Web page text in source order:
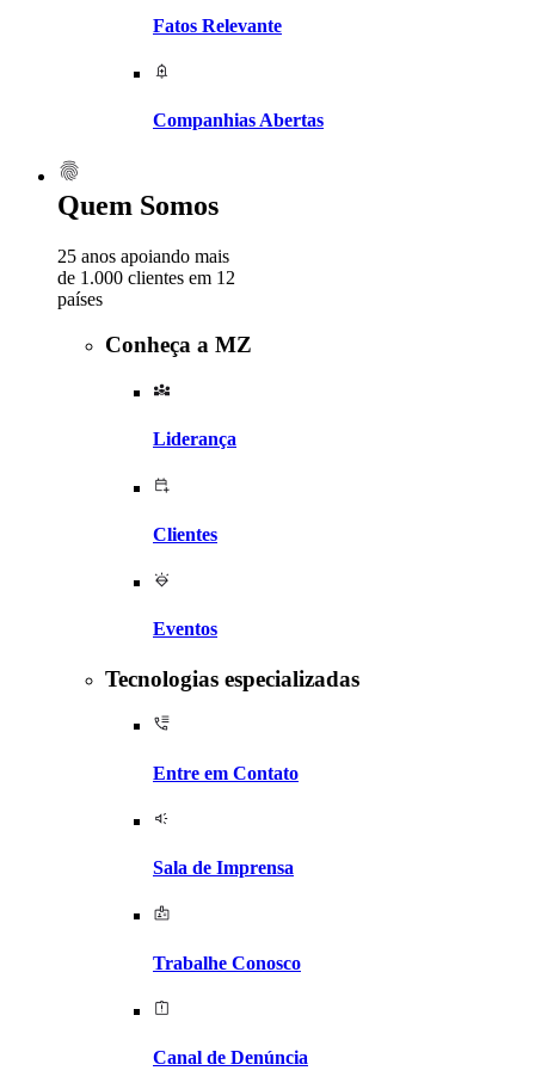
Fatos Relevante
Companhias Abertas
Quem Somos
25 anos apoiando mais
de 1.000 clientes em 12
países
Conheça a MZ
Liderança
Clientes
Eventos
Tecnologias especializadas
Entre em Contato
Sala de Imprensa
Trabalhe Conosco
Canal de Denúncia